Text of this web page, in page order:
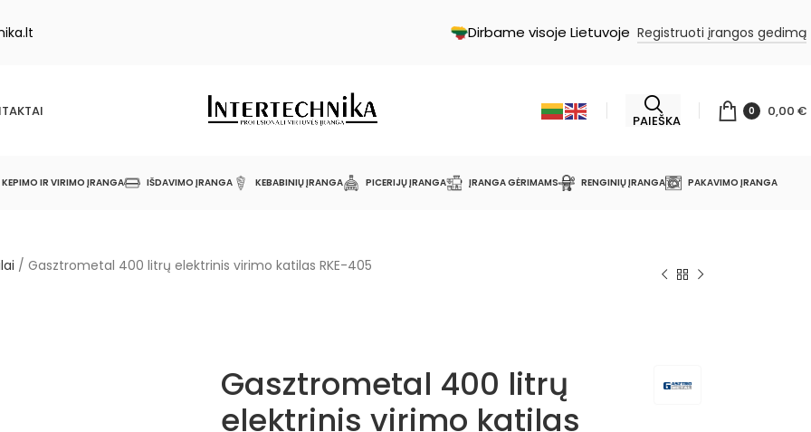
Dirbame visoje Lietuvoje Registruoti įrangos gedimą
PAIEŠKA
0 0,00 €
KEPIMO IR VIRIMO ĮRANGA IŠDAVIMO ĮRANGA KEBABINIŲ ĮRANGA PICERIJŲ ĮRANGA ĮRANGA GĖRIMAMS RENGINIŲ ĮRANGA PAKAVIMO ĮRANGA
/ Gasztrometal 400 litrų elektrinis virimo katilas RKE-405
Gasztrometal 400 litrų
elektrinis virimo katilas